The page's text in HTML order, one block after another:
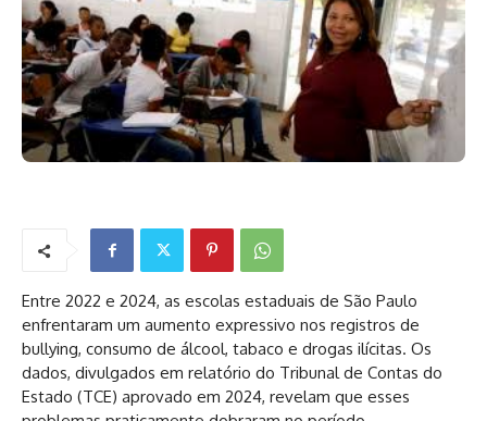
Entre 2022 e 2024, as escolas estaduais de São Paulo
enfrentaram um aumento expressivo nos registros de
bullying, consumo de álcool, tabaco e drogas ilícitas. Os
dados, divulgados em relatório do Tribunal de Contas do
Estado (TCE) aprovado em 2024, revelam que esses